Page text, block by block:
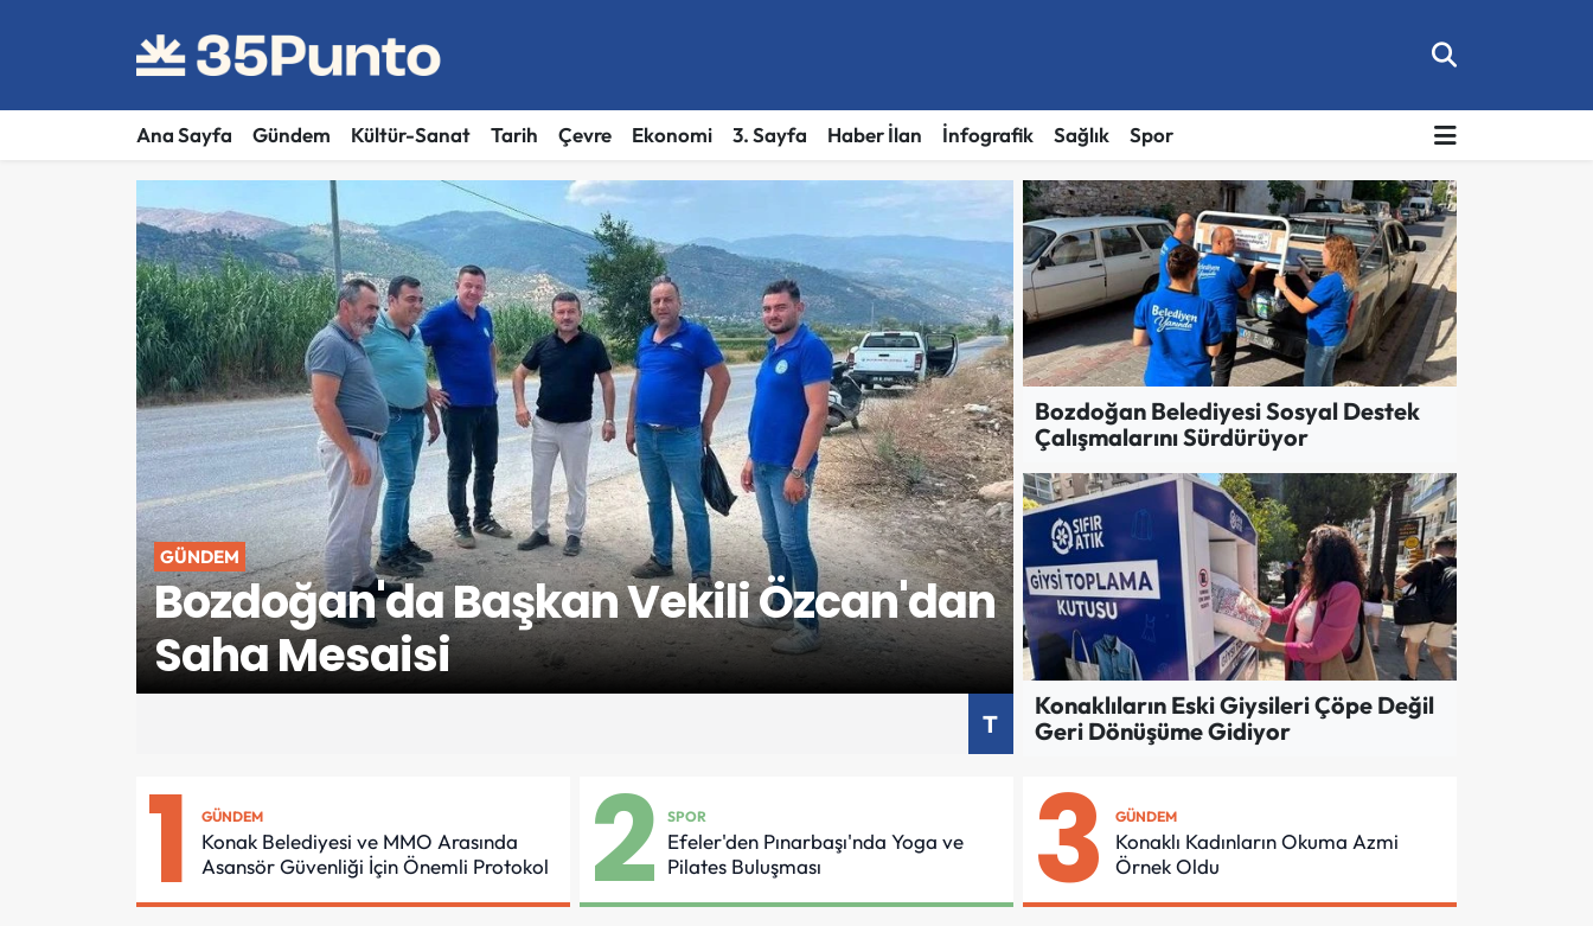
Ana Sayfa Gündem Kültür-Sanat Tarih Çevre Ekonomi 3. Sayfa Haber İlan İnfografik Sağlık Spor
35 Punto
GÜNDEM
Bozdoğan'da Başkan Vekili Özcan'dan
Saha Mesaisi
KÜLTÜR-SANAT
Engelsiz Yaşam
Güçleniyorlar
T
Bozdoğan Belediyesi Sosyal Destek
Çalışmalarını Sürdürüyor
Konaklıların Eski Giysileri Çöpe Değil
Geri Dönüşüme Gidiyor
1 GÜNDEM
Konak Belediyesi ve MMO Arasında
Asansör Güvenliği İçin Önemli Protokol
2 SPOR
Efeler'den Pınarbaşı'nda Yoga ve
Pilates Buluşması
3 GÜNDEM
Konaklı Kadınların Okuma Azmi
Örnek Oldu